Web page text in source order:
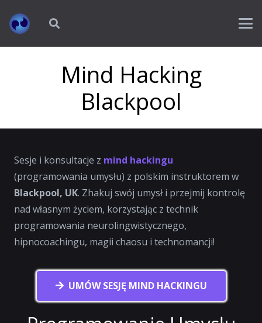
Mind Hacking
Blackpool
Sesje i konsultacje z mind hackingu
(programowania umysłu) z polskim instruktorem w
Blackpool, UK. Zhakuj swój umysł i przejmij kontrolę
nad własnym życiem, korzystając z technik
programowania neurolingwistycznego,
hipnocoachingu, magii chaosu i technomancji!
UMÓW SESJĘ MIND HACKINGU